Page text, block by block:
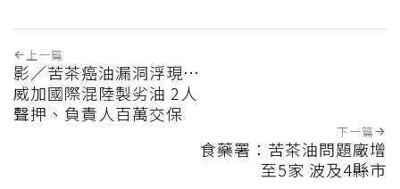
上一篇
影／苦茶癌油漏洞浮現…
威加國際混陸製劣油 2人
聲押、負責人百萬交保
下一篇
食藥署：苦茶油問題廠增
至5家 波及4縣市